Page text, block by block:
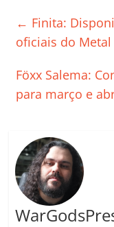
e
b
o
k
er l
← Finita:
oficiais do Metal
Föxx Salema:
para março e